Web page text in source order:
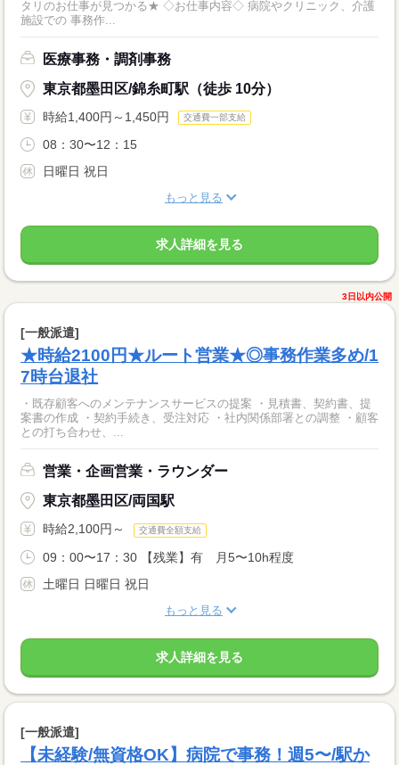
タリのお仕事が見つかる★ ◇お仕事内容◇ 病院やクリニック、介護
施設での 事務作...
医療事務・調剤事務
東京都墨田区/錦糸町駅（徒歩 10分）
時給1,400円～1,450円 交通費一部支給
08：30〜12：15
日曜日 祝日
もっと見る
求人詳細を見る
3日以内公開
[一般派遣]
★時給2100円★ルート営業★◎事務作業多め/1
7時台退社
・既存顧客へのメンテナンスサービスの提案 ・見積書、契約書、提
案書の作成 ・契約手続き、受注対応 ・社内関係部署との調整 ・顧客
との打ち合わせ、...
営業・企画営業・ラウンダー
東京都墨田区/両国駅
時給2,100円～ 交通費全額支給
09：00〜17：30 【残業】有 月5〜10h程度
土曜日 日曜日 祝日
もっと見る
求人詳細を見る
[一般派遣]
【未経験/無資格OK】病院で事務！週5〜/駅か